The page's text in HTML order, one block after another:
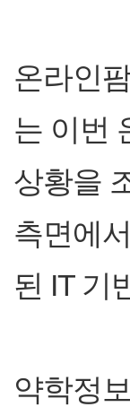
온라인
는 이번
상황을
측면에
된 IT 기
약학정